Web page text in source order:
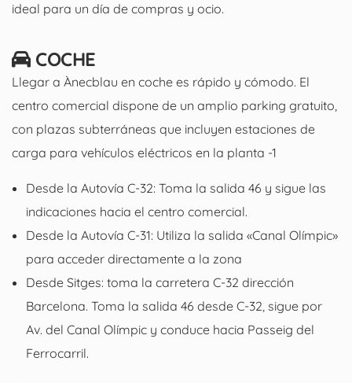
ideal para un día de compras y ocio.
COCHE
Llegar a Ànecblau en coche es rápido y cómodo. El
centro comercial dispone de un amplio parking gratuito,
con plazas subterráneas que incluyen estaciones de
carga para vehículos eléctricos en la planta -1
Desde la Autovía C-32: Toma la salida 46 y sigue las
indicaciones hacia el centro comercial.
Desde la Autovía C-31: Utiliza la salida «Canal Olímpic»
para acceder directamente a la zona
Desde Sitges: toma la carretera C-32 dirección
Barcelona. Toma la salida 46 desde C-32, sigue por
Av. del Canal Olímpic y conduce hacia Passeig del
Ferrocarril.